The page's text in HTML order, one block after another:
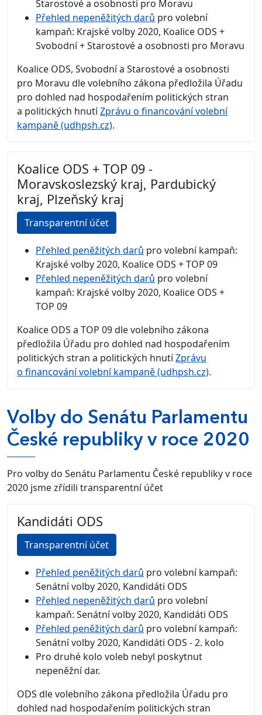
Starostové a osobnosti pro Moravu
Přehled nepeněžitých darů pro volební
kampaň: Krajské volby 2020, Koalice ODS +
Svobodní + Starostové a osobnosti pro Moravu
Koalice ODS, Svobodní a Starostové a osobnosti
pro Moravu dle volebního zákona předložila Úřadu
pro dohled nad hospodařením politických stran
a politických hnutíZprávu o financování volební
kampaně (udhpsh.cz).
Koalice ODS + TOP 09 -
Moravskoslezský kraj, Pardubický
kraj, Plzeňský kraj
Transparentní účet
Přehled peněžitých darů pro volební kampaň:
Krajské volby 2020, Koalice ODS + TOP 09
Přehled nepeněžitých darů pro volební
kampaň: Krajské volby 2020, Koalice ODS +
TOP 09
Koalice ODS a TOP 09 dle volebního zákona
předložila Úřadu pro dohled nad hospodařením
politických stran a politických hnutíZprávu
o financování volební kampaně (udhpsh.cz).
Volby do Senátu Parlamentu
České republiky v roce 2020
Pro volby do Senátu Parlamentu České republiky v roce
2020 jsme zřídili transparentní účet
Kandidáti ODS
Transparentní účet
Přehled peněžitých darů pro volební kampaň:
Senátní volby 2020, Kandidáti ODS
Přehled nepeněžitých darů pro volební
kampaň: Senátní volby 2020, Kandidáti ODS
Přehled peněžitých darů pro volební kampaň:
Senátní volby 2020, Kandidáti ODS - 2. kolo
Pro druhé kolo voleb nebyl poskytnut
nepeněžní dar.
ODS dle volebního zákona předložila Úřadu pro
dohled nad hospodařením politických stran